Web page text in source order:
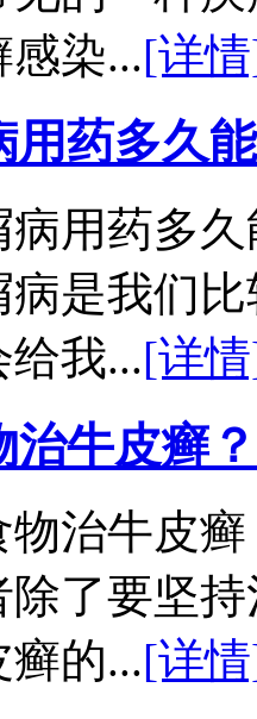
染...[详
用药多久
病用药多
病是我们
给我...[详
治牛皮癣
物治牛皮
除了要坚
的...[详